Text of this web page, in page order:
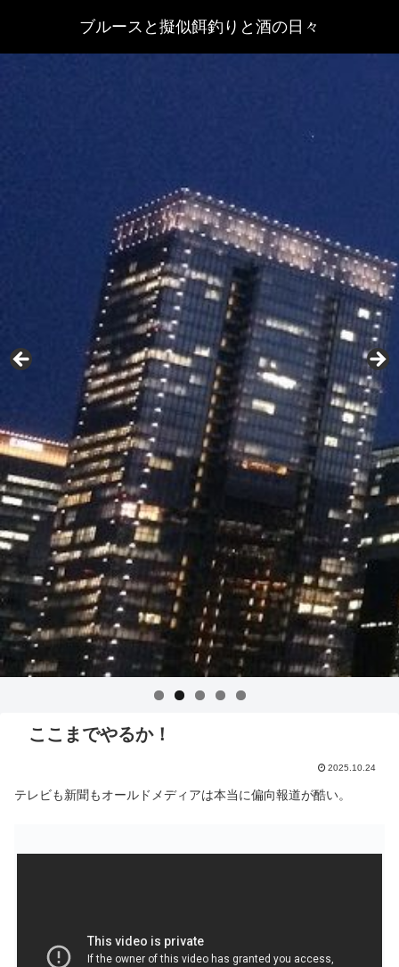
ブルースと擬似餌釣りと酒の日々
ここまでやるか！
2025.10.24
テレビも新聞もオールドメディアは本当に偏向報道が酷い。